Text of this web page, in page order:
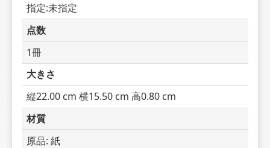
指定:未指定
点数
1冊
大きさ
縦22.00 cm 横15.50 cm 高0.80 cm
材質
原品: 紙